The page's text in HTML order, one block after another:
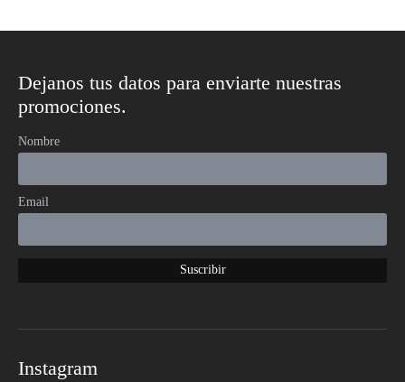
Dejanos tus datos para enviarte nuestras
promociones.
Nombre
Email
Instagram